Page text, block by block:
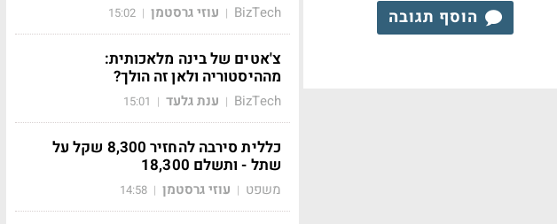
הוסף תגובה BizTech
| עוזי גרסטמן |
15:02
צ'אטים של בינה מלאכותית:
מההיסטוריה ולאן זה הולך?
BizTech
| ענת גלעד |
15:01
כללית סירבה להחזיר 8,300 שקל על
שתל - ותשלם 18,300
משפט | עוזי גרסטמן |
14:58